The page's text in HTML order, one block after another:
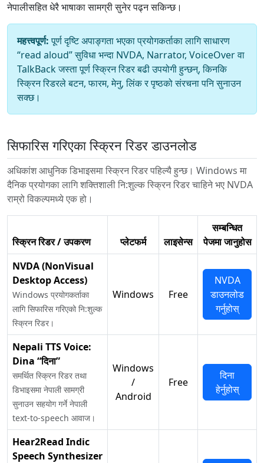
नेपालीसहित धेरै भाषाका सामग्री सुनेर पढ्न सकिन्छ।
महत्त्वपूर्ण:पूर्ण दृष्टि अपाङ्गता भएका प्रयोगकर्ताका लागि साधारण
“read aloud” सुविधा भन्दा NVDA, Narrator, VoiceOver वा
TalkBack जस्ता पूर्ण स्क्रिन रिडर बढी उपयोगी हुन्छन्, किनकि
स्क्रिन रिडरले बटन, फारम, मेनु, लिंक र पृष्ठको संरचना पनि सुनाउन
सक्छ।
सिफारिस गरिएका स्क्रिन रिडर डाउनलोड
अधिकांश आधुनिक डिभाइसमा स्क्रिन रिडर पहिल्यै हुन्छ। Windows मा
दैनिक प्रयोगका लागि शक्तिशाली नि:शुल्क स्क्रिन रिडर चाहिने भए NVDA
राम्रो विकल्पमध्ये एक हो।
स्क्रिन रिडर / उपकरण प्लेटफर्म लाइसेन्स
सम्बन्धित
पेजमा जानुहोस
NVDA (NonVisual
Desktop Access)
Windows प्रयोगकर्ताका
लागि सिफारिस गरिएको नि:शुल्क
स्क्रिन रिडर।
Windows Free
NVDA
डाउनलोड
गर्नुहोस्
Nepali TTS Voice:
Dina “दिना”
समर्थित स्क्रिन रिडर तथा
डिभाइसमा नेपाली सामग्री
सुनाउन सहयोग गर्ने नेपाली
text-to-speech आवाज।
Windows
/
Android
Free
दिना
हेर्नुहोस्
Hear2Read Indic
Speech Synthesizer